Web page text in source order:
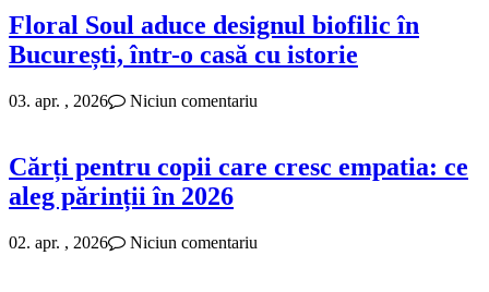
Floral Soul aduce designul biofilic în
București, într-o casă cu istorie
03. apr. , 2026 Niciun comentariu
Cărți pentru copii care cresc empatia: ce
aleg părinții în 2026
02. apr. , 2026 Niciun comentariu